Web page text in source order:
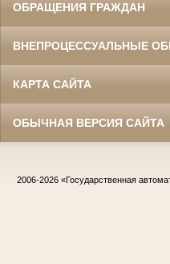
ОБРАЩЕНИЯ ГРАЖДАН
ВНЕПРОЦЕССУАЛЬНЫЕ
КАРТА САЙТА
ОБЫЧНАЯ ВЕРСИЯ САЙТА
2006-2026 «Государственная